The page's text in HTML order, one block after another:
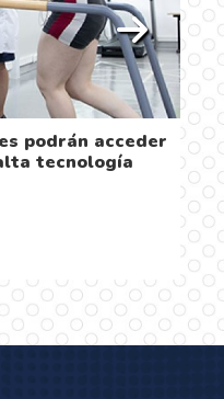
podrán acceder
tecnología